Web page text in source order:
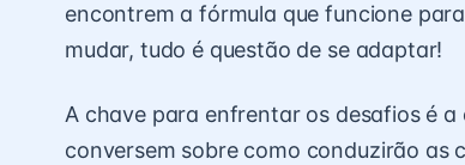
encontrem a fórmula que funcione
mudar, tudo é questão de se adaptar!
A chave para enfrentar os desafios é
conversem sobre como conduzirão as